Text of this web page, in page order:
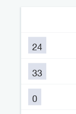
24
33
0